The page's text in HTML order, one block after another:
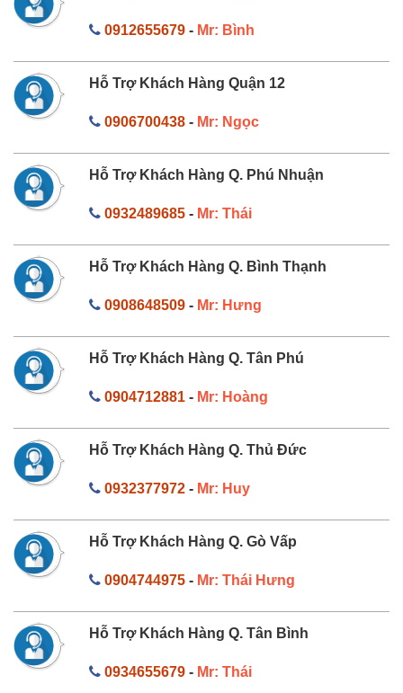
0912655679- Mr: Bình
Hỗ Trợ Khách Hàng Quận 12
0906700438- Mr: Ngọc
Hỗ Trợ Khách Hàng Q. Phú Nhuận
0932489685- Mr: Thái
Hỗ Trợ Khách Hàng Q. Bình Thạnh
0908648509- Mr: Hưng
Hỗ Trợ Khách Hàng Q. Tân Phú
0904712881- Mr: Hoàng
Hỗ Trợ Khách Hàng Q. Thủ Đức
0932377972- Mr: Huy
Hỗ Trợ Khách Hàng Q. Gò Vấp
0904744975- Mr: Thái Hưng
Hỗ Trợ Khách Hàng Q. Tân Bình
0934655679- Mr: Thái